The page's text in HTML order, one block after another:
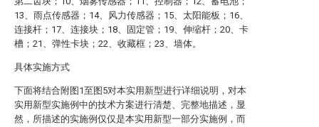
13、雨点传感器；14、风力传感器；15、太阳能板；16、
连接杆；17、连接块；18、固定管；19、伸缩杆；20、卡
槽；21、弹性卡块；22、收藏框；23、墙体。
具体实施方式
下面将结合附图1至图5对本实用新型进行详细说明，对本
实用新型实施例中的技术方案进行清楚、完整地描述，显
然，所描述的实施例仅仅是本实用新型一部分实施例，而